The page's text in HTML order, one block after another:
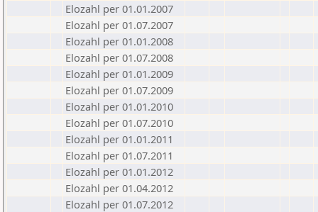
Elozahl per 01.01.2007
Elozahl per 01.07.2007
Elozahl per 01.01.2008
Elozahl per 01.07.2008
Elozahl per 01.01.2009
Elozahl per 01.07.2009
Elozahl per 01.01.2010
Elozahl per 01.07.2010
Elozahl per 01.01.2011
Elozahl per 01.07.2011
Elozahl per 01.01.2012
Elozahl per 01.04.2012
Elozahl per 01.07.2012